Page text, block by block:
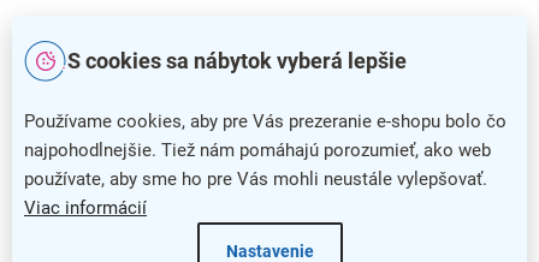
S cookies sa nábytok vyberá lepšie
Používame cookies, aby pre Vás prezeranie e-shopu bolo čo
najpohodlnejšie. Tiež nám pomáhajú porozumieť, ako web
používate, aby sme ho pre Vás mohli neustále vylepšovať.
Viac informácií
Nastavenie
Ideálne riešenie pre udržanie čistoty v kuchyni
Digestor sa spoľahlivo postará o odvetrávanie
Vzhľadom k zaveseniu nezaberie prakticky žiadne miesto
Ovládanie prebieha pomocou mechanických tlačidiel
Žiarovkové osvetlenie zaručí prehľad v každej situácii
Hlučnosť vás nebude rušiť ani pri najvyššom zaťažení